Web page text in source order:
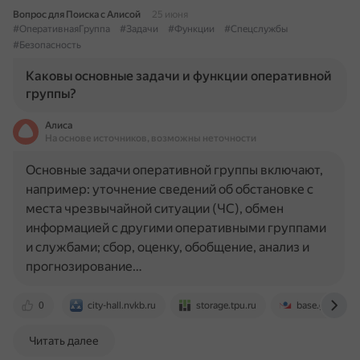
Вопрос для Поиска с Алисой
25 июня
#ОперативнаяГруппа
#Задачи #Функции
#Спецслужбы
#Безопасность
Каковы основные задачи и функции оперативной
группы?
Алиса
На основе источников, возможны неточности
0 city-hall.nvkb.ru storage.tpu.ru base.garant.ru
Основные задачи оперативной группы включают,
например: уточнение сведений об обстановке с
места чрезвычайной ситуации (ЧС), обмен
информацией с другими оперативными группами
и службами; сбор, оценку, обобщение, анализ и
прогнозирование…
Читать далее